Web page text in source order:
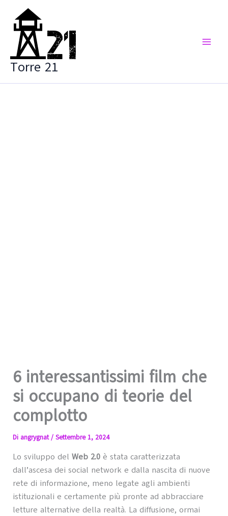
contenuto
Torre 21
6 interessantissimi film che
si occupano di teorie del
complotto
Di angrygnat/ Settembre 1, 2024
Lo sviluppo del Web 2.0è stata caratterizzata
dall’ascesa dei social network e dalla nascita di nuove
rete di informazione, meno legate agli ambienti
istituzionali e certamente più pronte ad abbracciare
letture alternative della realtà. La diffusione, ormai